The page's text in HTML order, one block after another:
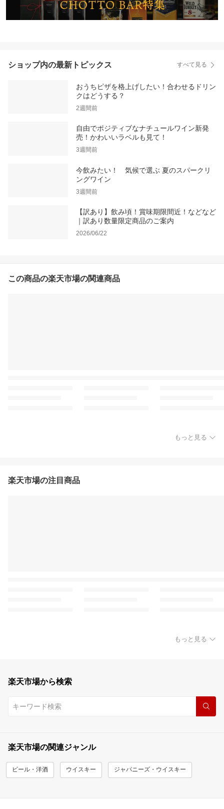
ショップ内の最新トピックス すべて見る
おうちピザを格上げしたい！合わせるドリン
クはどうする？
2週間前
自由でポジティブなナチュールワイン新発
売！かわいいラベルも見て！
3週間前
今飲みたい！ 気候で選ぶ 夏のスパークリ
ングワイン
3週間前
【訳あり】飲み頃！賞味期限間近！などなど
｜訳あり数量限定商品のご案内
2026/06/22
この商品の楽天市場の関連商品
もっと見る
楽天市場の注目商品
もっと見る
楽天市場から検索
楽天市場の関連ジャンル
ビール・洋酒 ウイスキー ジャパニーズ・ウイスキー